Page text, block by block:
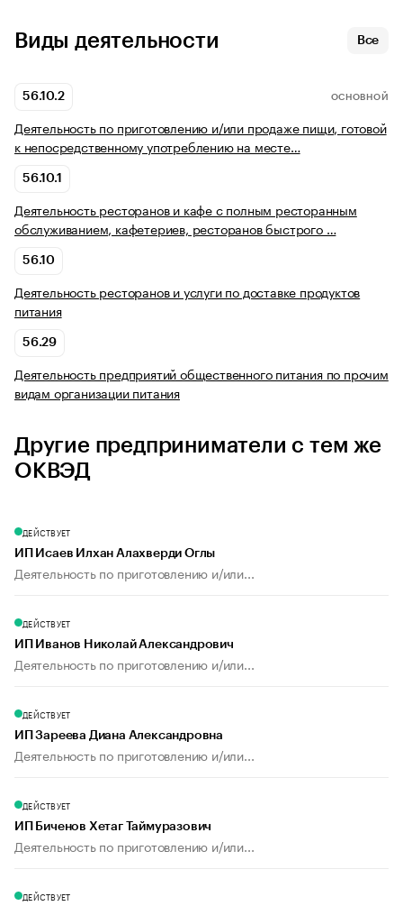
Виды деятельности Все
56.10.2 ОСНОВНОЙ
Деятельность по приготовлению и/или продаже пищи, готовой
к непосредственному употреблению на месте…
56.10.1
Деятельность ресторанов и кафе с полным ресторанным
обслуживанием, кафетериев, ресторанов быстрого …
56.10
Деятельность ресторанов и услуги по доставке продуктов
питания
56.29
Деятельность предприятий общественного питания по прочим
видам организации питания
Другие предприниматели с тем же
ОКВЭД
ДЕЙСТВУЕТ
ИП Исаев Илхан Алахверди Оглы
Деятельность по приготовлению и/или...
ДЕЙСТВУЕТ
ИП Иванов Николай Александрович
Деятельность по приготовлению и/или...
ДЕЙСТВУЕТ
ИП Зареева Диана Александровна
Деятельность по приготовлению и/или...
ДЕЙСТВУЕТ
ИП Биченов Хетаг Таймуразович
Деятельность по приготовлению и/или...
ДЕЙСТВУЕТ